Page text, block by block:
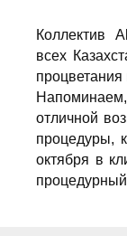
Коллектив
всех
отличной
процедуры,
октября в